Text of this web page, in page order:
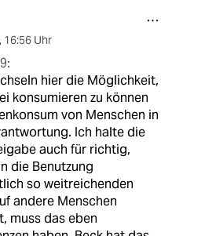
, 16:56 Uhr
hier die Möglichkeit,
konsumieren zu können
von Menschen in
Ich halte die
auch für richtig,
die Benutzung
so weitreichenden
andere Menschen
muss das eben